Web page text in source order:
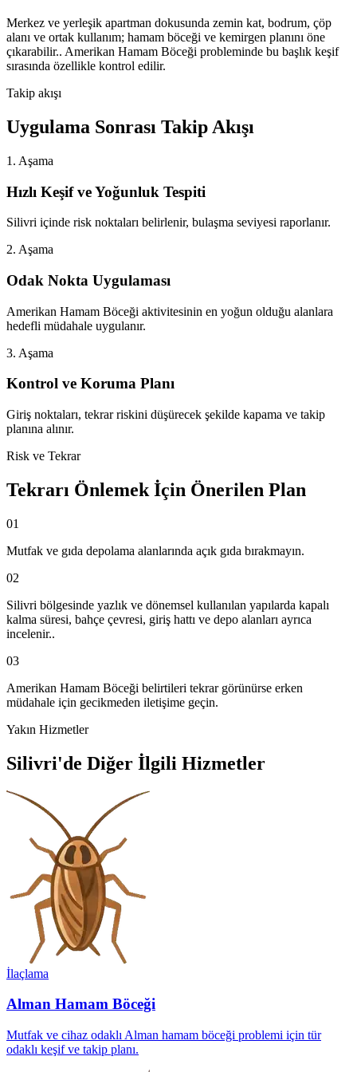
Merkez ve yerleşik apartman dokusunda zemin kat, bodrum, çöp
alanı ve ortak kullanım; hamam böceği ve kemirgen planını öne
çıkarabilir.. Amerikan Hamam Böceği probleminde bu başlık keşif
sırasında özellikle kontrol edilir.
Takip akışı
Uygulama Sonrası Takip Akışı
1. Aşama
Hızlı Keşif ve Yoğunluk Tespiti
Silivri içinde risk noktaları belirlenir, bulaşma seviyesi raporlanır.
2. Aşama
Odak Nokta Uygulaması
Amerikan Hamam Böceği aktivitesinin en yoğun olduğu alanlara
hedefli müdahale uygulanır.
3. Aşama
Kontrol ve Koruma Planı
Giriş noktaları, tekrar riskini düşürecek şekilde kapama ve takip
planına alınır.
Risk ve Tekrar
Tekrarı Önlemek İçin Önerilen Plan
01
Mutfak ve gıda depolama alanlarında açık gıda bırakmayın.
02
Silivri bölgesinde yazlık ve dönemsel kullanılan yapılarda kapalı
kalma süresi, bahçe çevresi, giriş hattı ve depo alanları ayrıca
incelenir..
03
Amerikan Hamam Böceği belirtileri tekrar görünürse erken
müdahale için gecikmeden iletişime geçin.
Yakın Hizmetler
Silivri'de Diğer İlgili Hizmetler
İlaçlama
Alman Hamam Böceği
Mutfak ve cihaz odaklı Alman hamam böceği problemi için tür
odaklı keşif ve takip planı.